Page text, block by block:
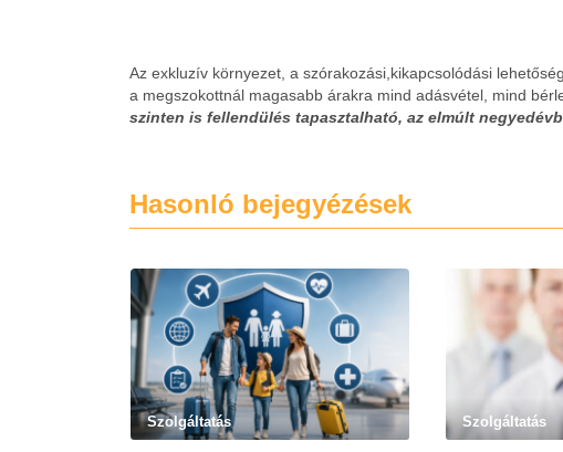
Az exkluzív környezet, a szórakozási,kikapcsolódási
a megszokottnál magasabb árakra mind adásvétel, mind
szinten is fellendülés tapasztalható, az elmúlt
Hasonló bejegyézések
Szolgáltatás Szolgáltatás